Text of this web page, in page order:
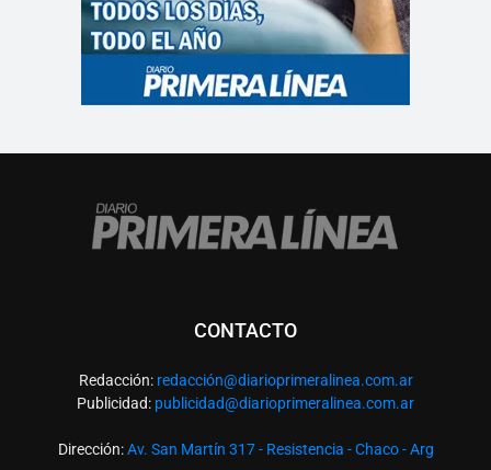
CONTACTO
Redacción: redacción@diarioprimeralinea.com.ar
Publicidad: publicidad@diarioprimeralinea.com.ar
Dirección:Av. San Martín 317 - Resistencia - Chaco - Arg